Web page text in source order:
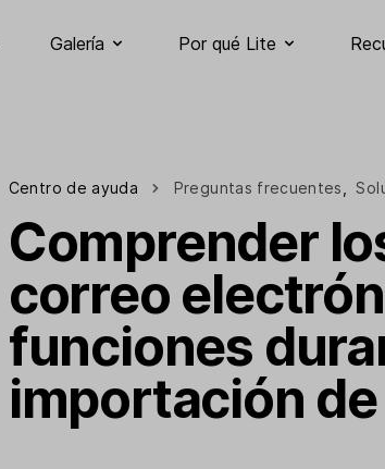
Galería Por qué Lite
Centro de ayuda Preguntas frecuentes
Comprender
correo
funciones
importación